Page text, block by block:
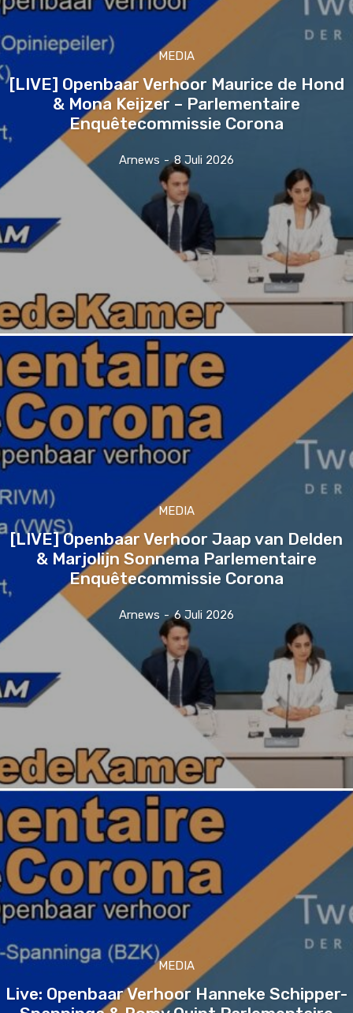
MEDIA
[LIVE] Openbaar Verhoor Maurice de Hond
& Mona Keijzer – Parlementaire
Enquêtecommissie Corona
Arnews - 8 Juli 2026
MEDIA
[LIVE] Openbaar Verhoor Jaap van Delden
& Marjolijn Sonnema Parlementaire
Enquêtecommissie Corona
Arnews - 6 Juli 2026
MEDIA
Live: Openbaar Verhoor Hanneke Schipper-